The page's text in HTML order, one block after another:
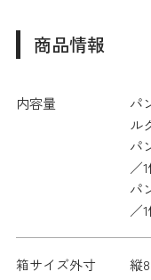
商品情報
内容量
パ
ル
パ
／
パ
／
箱サイズ外寸 縦